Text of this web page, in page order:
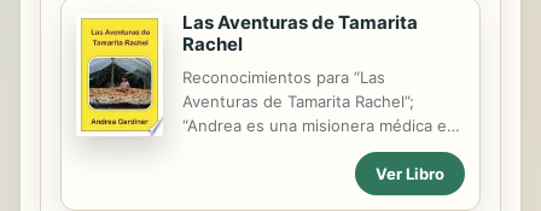
Las Aventuras de Tamarita
Rachel
Reconocimientos para “Las
Aventuras de Tamarita Rachel”;
“Andrea es una misionera médica en
el Ecuador. Los niños leerán
fascinados las aventuras del libro,
pero también aprenderán las
Ver Libro